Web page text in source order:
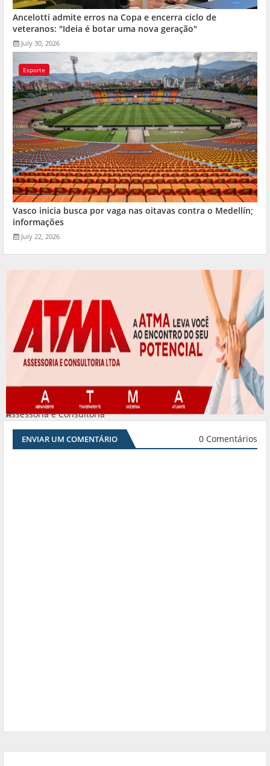
Ancelotti admite erros na Copa e encerra ciclo de
veteranos: "Ideia é botar uma nova geração"
July 30, 2026
Esporte
Vasco inicia busca por vaga nas oitavas contra o Medellín;
informações
July 22, 2026
Assessoria e Consultoria
#
ENVIAR UM COMENTÁRIO 0 Comentários